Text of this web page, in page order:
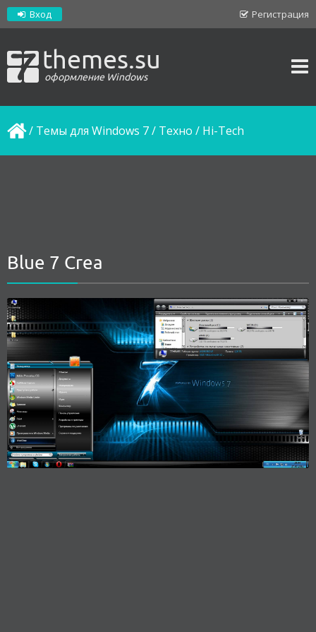
Регистрация
Вход
themes.su
оформление Windows
/ Темы для Windows 7/ Техно / Hi-Tech
Blue 7 Crea